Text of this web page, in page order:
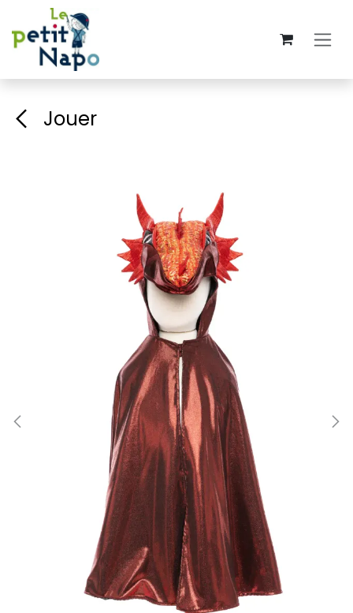
Se rendre au contenu
Jouer